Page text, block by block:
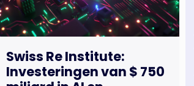
Swiss Re Institute:
Investeringen van $ 750